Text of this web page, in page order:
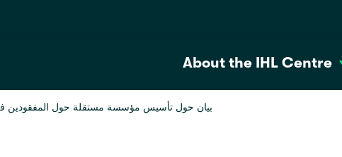
About the IHL Centre